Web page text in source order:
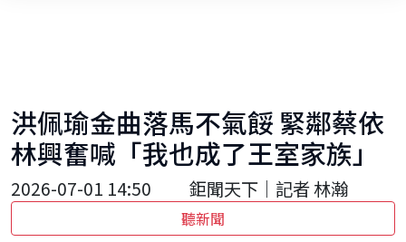
洪佩瑜金曲落馬不氣餒 緊鄰蔡依
林興奮喊「我也成了王室家族」
2026-07-01 14:50 鉅聞天下｜記者 林瀚
聽新聞